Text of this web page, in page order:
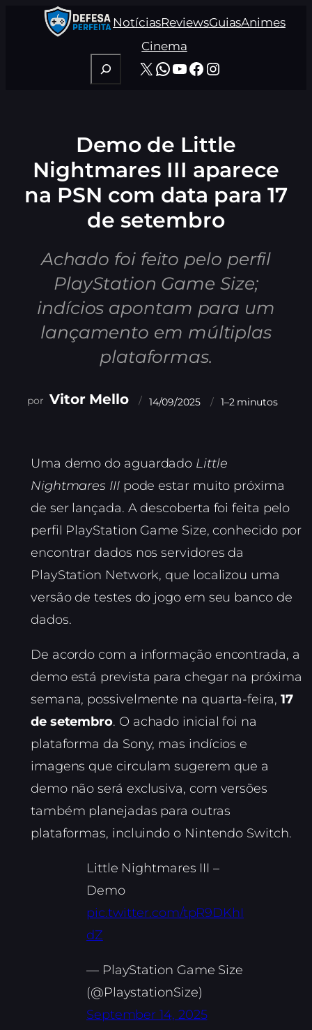
NotíciasReviewsGuiasAnimes
Cinema
Pesquisar
X WhatsApp
Youtube
Facebook
Instagram
Demo de Little
Nightmares III aparece
na PSN com data para 17
de setembro
Achado foi feito pelo perfil
PlayStation Game Size;
indícios apontam para um
lançamento em múltiplas
plataformas.
Vitor Mello 14/09/2025 1–2 minutos
Uma demo do aguardado Little
Nightmares IIIpode estar muito próxima
de ser lançada. A descoberta foi feita pelo
perfil PlayStation Game Size, conhecido por
encontrar dados nos servidores da
PlayStation Network, que localizou uma
versão de testes do jogo em seu banco de
dados.
De acordo com a informação encontrada, a
demo está prevista para chegar na próxima
semana, possivelmente na quarta-feira, 17
de setembro. O achado inicial foi na
plataforma da Sony, mas indícios e
imagens que circulam sugerem que a
demo não será exclusiva, com versões
também planejadas para outras
plataformas, incluindo o Nintendo Switch.
Little Nightmares III –
Demo
pic.twitter.com/tpR9DKhI
dZ
— PlayStation Game Size
(@PlaystationSize)
September 14, 2025